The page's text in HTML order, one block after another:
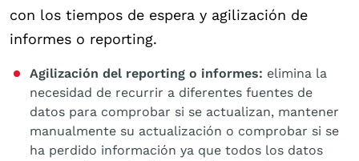
con los tiempos de espera y agilización de
informes o reporting.
Agilización del reporting o informes: elimina la
necesidad de recurrir a diferentes fuentes de
datos para comprobar si se actualizan, mantener
manualmente su actualización o comprobar si se
ha perdido información ya que todos los datos